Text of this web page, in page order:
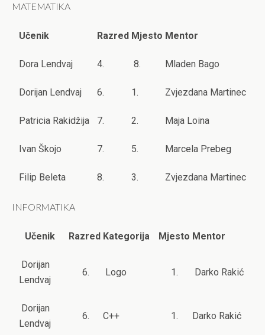
MATEMATIKA
Učenik Razred Mjesto Mentor
Dora Lendvaj 4. 8. Mladen Bago
Dorijan Lendvaj 6. 1. Zvjezdana Martinec
Patricia Rakidžija 7. 2. Maja Loina
Ivan Škojo 7. 5. Marcela Prebeg
Filip Beleta 8. 3. Zvjezdana Martinec
INFORMATIKA
Učenik Razred Kategorija Mjesto Mentor
Dorijan
Lendvaj
6. Logo 1. Darko Rakić
Dorijan
Lendvaj
6. C++ 1. Darko Rakić